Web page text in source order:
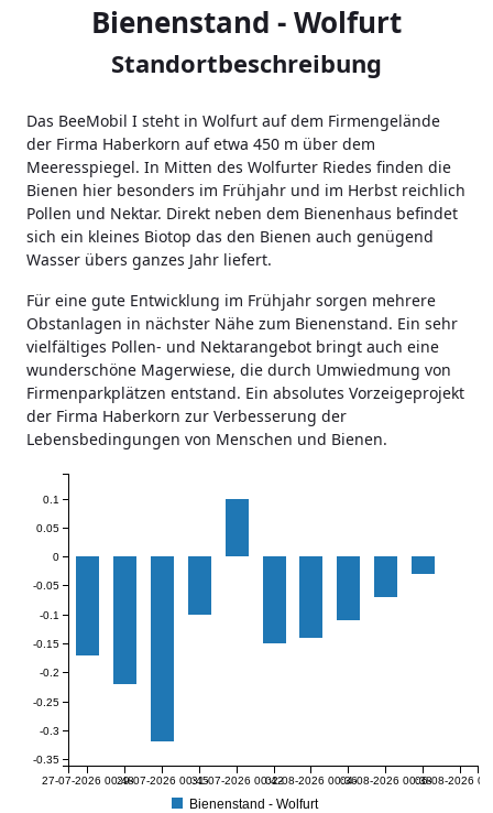
Bienenstand - Wolfurt
Standortbeschreibung
Das BeeMobil I steht in Wolfurt auf dem Firmengelände
der Firma Haberkorn auf etwa 450 m über dem
Meeresspiegel. In Mitten des Wolfurter Riedes finden die
Bienen hier besonders im Frühjahr und im Herbst reichlich
Pollen und Nektar. Direkt neben dem Bienenhaus befindet
sich ein kleines Biotop das den Bienen auch genügend
Wasser übers ganzes Jahr liefert.
Für eine gute Entwicklung im Frühjahr sorgen mehrere
Obstanlagen in nächster Nähe zum Bienenstand. Ein sehr
vielfältiges Pollen- und Nektarangebot bringt auch eine
wunderschöne Magerwiese, die durch Umwiedmung von
Firmenparkplätzen entstand. Ein absolutes Vorzeigeprojekt
der Firma Haberkorn zur Verbesserung der
Lebensbedingungen von Menschen und Bienen.
27-07-2026 00:4829-07-2026 00:4531-07-2026 00:4202-08-2026 00:3604-08-2026 00:3806-08-2026
-0.35
-0.3
-0.25
-0.2
-0.15
-0.1
-0.05
0
0.05
0.1
Bienenstand - Wolfurt